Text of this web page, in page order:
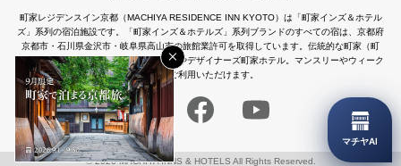
町家レジデンスイン京都（MACHIYA RESIDENCE INN KYOTO）は「町家インズ＆ホテル
ズ」系列の宿泊施設です。
「町家インズ＆ホテルズ」系列ブランドのすべての宿は、京都府
京都市・石川県金沢市・岐阜県高山市の旅館業許可を取得しています。 伝統的な町家（町
屋）をリノベーションした一棟貸し町家やデザイナーズ町家ホテル。マンスリーやウィーク
リーもご利用いただけます。
© 2026 MACHIYA INNS & HOTELS All Rights Reserved.
×
マチヤAI